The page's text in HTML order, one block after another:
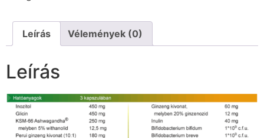
Leírás Vélemények (0)
Leírás